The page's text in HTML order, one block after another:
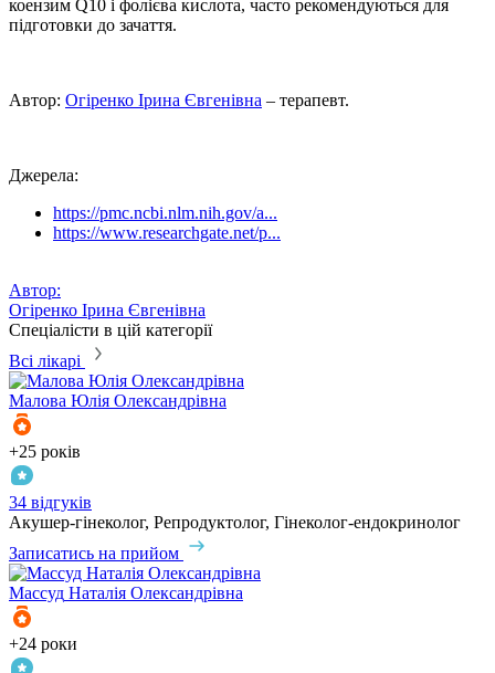
коензим Q10 і фолієва кислота, часто рекомендуються для
підготовки до зачаття.
Автор: Огіренко Ірина Євгенівна – терапевт.
Джерела:
https://pmc.ncbi.nlm.nih.gov/a...
https://www.researchgate.net/p...
Автор:
Огіренко Ірина Євгенівна
Спеціалісти в цій категорії
Всі лікарі
Малова Юлія Олександрівна
+25 років
34 відгуків
Акушер-гінеколог, Репродуктолог, Гінеколог-ендокринолог
Записатись на прийом
Массуд Наталія Олександрівна
+24 роки